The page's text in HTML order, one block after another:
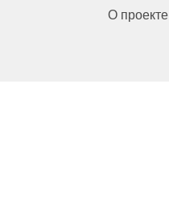
О проекте